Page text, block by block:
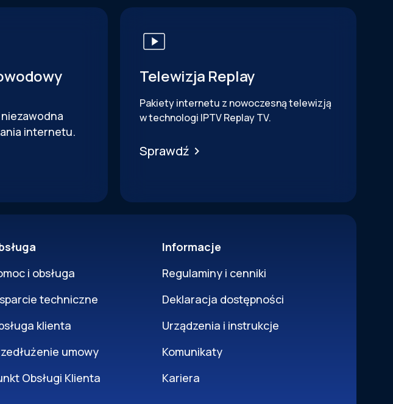
internetu.
Telewizja Replay
Pakiety internetu z nowoczesną telewizją
w technologi IPTV Replay TV.
Sprawdź
i obsługa
techniczne
klienta
umowy
Obsługi Klienta
Informacje
Regulaminy i cenniki
Deklaracja dostępności
Urządzenia i instrukcje
Komunikaty
Kariera